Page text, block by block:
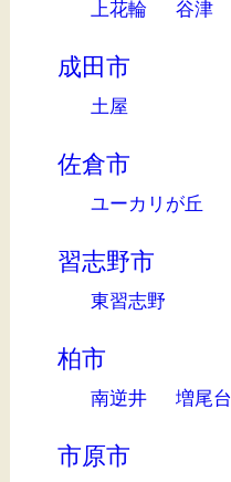
上花輪 谷津
成田市
土屋
佐倉市
ユーカリが丘
習志野市
東習志野
柏市
南逆井 増尾台
市原市